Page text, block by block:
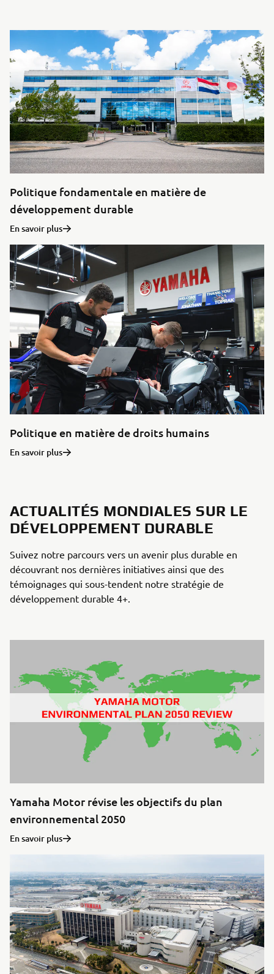
Politique fondamentale en matière de
développement durable
En savoir plus
Politique en matière de droits humains
En savoir plus
ACTUALITÉS MONDIALES SUR LE
DÉVELOPPEMENT DURABLE
Suivez notre parcours vers un avenir plus durable en
découvrant nos dernières initiatives ainsi que des
témoignages qui sous-tendent notre stratégie de
développement durable 4+.
Yamaha Motor révise les objectifs du plan
environnemental 2050
En savoir plus